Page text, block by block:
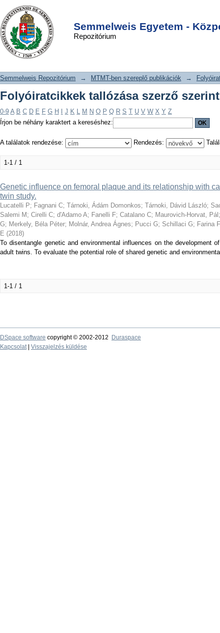
Semmelweis Egyetem -
Repozitórium
Folyóiratcikkek tallózása szerző
szerint "d'Adamo A"
DSpace/Manakin Repository
Semmelweis Repozitórium → MTMT-ben szereplő publikációk →
Folyóiratcikkek tallózása szerző
0-9 A B C D E F G H J K L M N O P Q R S T U V W X Y Z
Írjon be néhány karaktert a kereséshez:
A találatok rendezése: Rendezés:
1-1 / 1
Genetic influence on femoral plaque and its relationship with
twin study.
Lucatelli P; Fagnani C; Tárnoki, Ádám Domonkos; Tárnoki, Dávid László;
Salemi M ; Cirelli C; d'Adamo A; Fanelli F; Catalano C; Maurovich-Horvat, Pál
G; Merkely, Béla Péter; Molnár, Andrea Ágnes; Pucci G; Schillaci G; Farina F
E (2018)
To disentangle genetic and environmental influences on the development
adult twins. To evaluate the potential role of shared genetic and
1-1 / 1
DSpace software copyright © 2002-2012
Duraspace
Kapcsolat| Visszajelzés küldése